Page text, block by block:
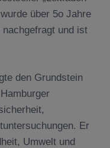
über 5o Jahre
und ist
den Grundstein
Er
Umwelt und